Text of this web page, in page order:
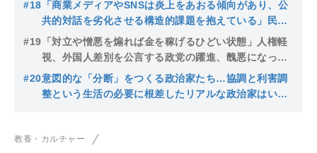
#18 「商業メディアやSNSは炎上をあおる傾向があり、公
共的対話を劣化させる構造的課題を抱えている」民主
主義をテックで支援する「プルラリティ」で対立の橋
渡しを
#19 「対立や憎悪を煽れば金を稼げるひどい状態」人権軽
視、外国人差別を公言する政党の躍進、醜悪になった
日本の選挙と今後の課題…プルラリティが多様性を拓
いていく
#20意図的な「分断」をつくる政治家たち…協調と利害調
整という生活の必要に根差したリアルな政治家はいず
教養・カルチャー